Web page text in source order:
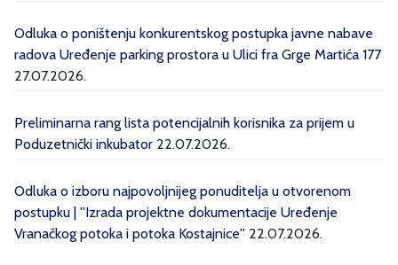
Odluka o poništenju konkurentskog postupka javne nabave
radova Uređenje parking prostora u Ulici fra Grge Martića 177
27.07.2026.
Preliminarna rang lista potencijalnih korisnika za prijem u
Poduzetnički inkubator 22.07.2026.
Odluka o izboru najpovoljnijeg ponuditelja u otvorenom
postupku | ''Izrada projektne dokumentacije Uređenje
Vranačkog potoka i potoka Kostajnice'' 22.07.2026.